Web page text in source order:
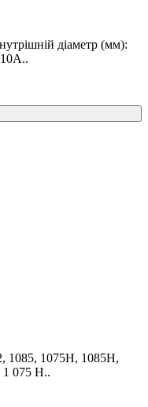
діаметр (мм):
1085, 1075H, 1085H,
1 075 H..